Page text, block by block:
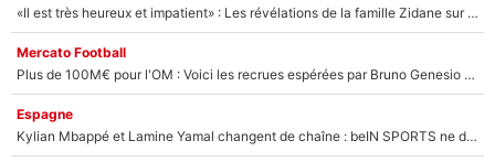
«Il est très heureux et impatient» : Les révélations de la famille Zidane sur sa prise de pouvoir en équipe de France !
Mercato Football
Plus de 100M€ pour l'OM : Voici les recrues espérées par Bruno Genesio et Grégory Lorenzi après l’opération dégraissage
Espagne
Kylian Mbappé et Lamine Yamal changent de chaîne : beIN SPORTS ne digère pas cette décision historique et prédit un fiasco pour la Liga